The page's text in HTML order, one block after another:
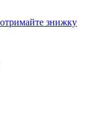
знижку